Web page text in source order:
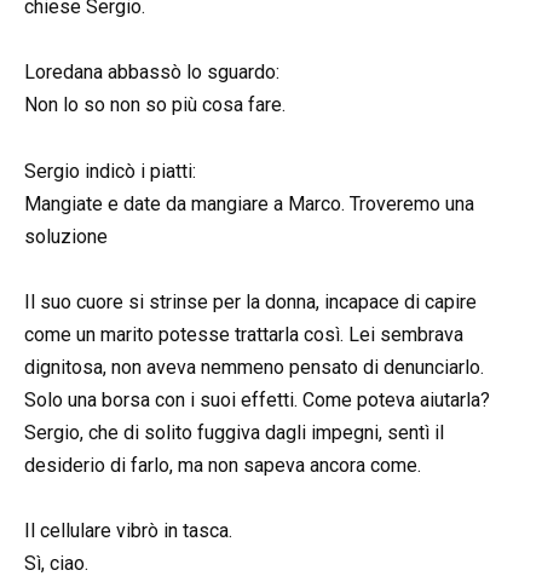
chiese Sergio.
Loredana abbassò lo sguardo:
Non lo so non so più cosa fare.
Sergio indicò i piatti:
Mangiate e date da mangiare a Marco. Troveremo una
soluzione
Il suo cuore si strinse per la donna, incapace di capire
come un marito potesse trattarla così. Lei sembrava
dignitosa, non aveva nemmeno pensato di denunciarlo.
Solo una borsa con i suoi effetti. Come poteva aiutarla?
Sergio, che di solito fuggiva dagli impegni, sentì il
desiderio di farlo, ma non sapeva ancora come.
Il cellulare vibrò in tasca.
Sì, ciao.